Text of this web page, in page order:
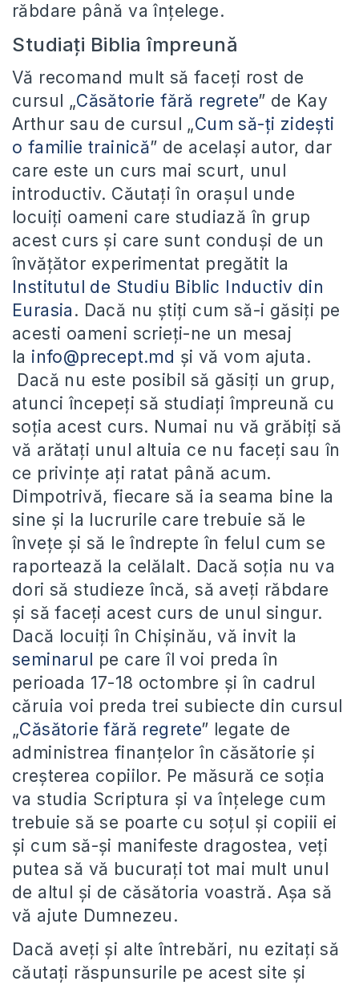
răbdare până va înțelege.
Studiați Biblia împreună
Vă recomand mult să faceți rost de
cursul „Căsătorie fără regrete” de Kay
Arthur sau de cursul „Cum să-ți zidești
o familie trainică” de același autor, dar
care este un curs mai scurt, unul
introductiv. Căutați în orașul unde
locuiți oameni care studiază în grup
acest curs și care sunt conduși de un
învățător experimentat pregătit la
Institutul de Studiu Biblic Inductiv din
Eurasia . Dacă nu știți cum să-i găsiți pe
acesti oameni scrieți-ne un mesaj
la info@precept.md și vă vom ajuta.
Dacă nu este posibil să găsiți un grup,
atunci începeți să studiați împreună cu
soția acest curs. Numai nu vă grăbiți să
vă arătați unul altuia ce nu faceți sau în
ce privințe ați ratat până acum.
Dimpotrivă, fiecare să ia seama bine la
sine și la lucrurile care trebuie să le
învețe și să le îndrepte în felul cum se
raportează la celălalt. Dacă soția nu va
dori să studieze încă, să aveți răbdare
și să faceți acest curs de unul singur.
Dacă locuiți în Chișinău, vă invit la
seminarul
pe care îl voi preda în
perioada 17-18 octombre și în cadrul
căruia voi preda trei subiecte din cursul
„Căsătorie fără regrete” legate de
administrea finanțelor în căsătorie și
creșterea copiilor. Pe măsură ce soția
va studia Scriptura și va înțelege cum
trebuie să se poarte cu soțul și copiii ei
și cum să-și manifeste dragostea, veți
putea să vă bucurați tot mai mult unul
de altul și de căsătoria voastră. Așa să
vă ajute Dumnezeu.
Dacă aveți și alte întrebări, nu ezitați să
căutați răspunsurile pe acest site și